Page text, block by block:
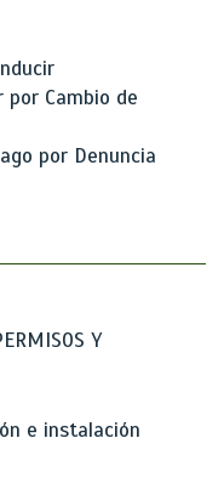
Cambio de
por Denuncia
Y
e instalación